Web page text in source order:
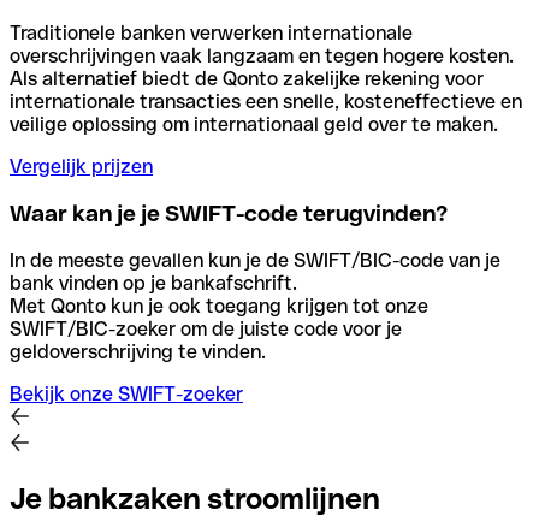
Traditionele banken verwerken internationale
overschrijvingen vaak langzaam en tegen hogere kosten.
Als alternatief biedt de Qonto zakelijke rekening voor
internationale transacties een snelle, kosteneffectieve en
veilige oplossing om internationaal geld over te maken.
Vergelijk prijzen
Waar kan je je SWIFT-code terugvinden?
In de meeste gevallen kun je de SWIFT/BIC-code van je
bank vinden op je bankafschrift.
Met Qonto kun je ook toegang krijgen tot onze
SWIFT/BIC-zoeker om de juiste code voor je
geldoverschrijving te vinden.
Bekijk onze SWIFT-zoeker
Je bankzaken stroomlijnen